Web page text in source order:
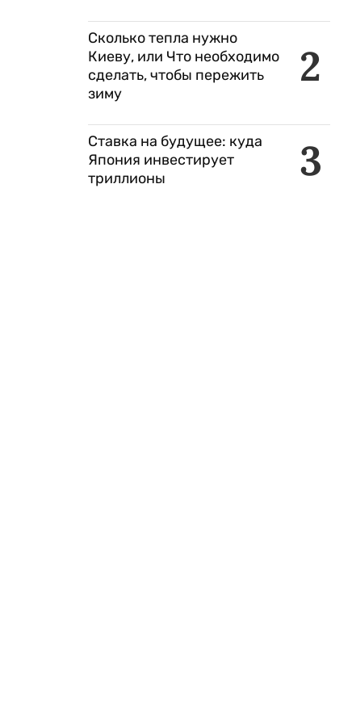
2
Сколько тепла нужно
Киеву, или Что необходимо
сделать, чтобы пережить
зиму
3
Ставка на будущее: куда
Япония инвестирует
триллионы